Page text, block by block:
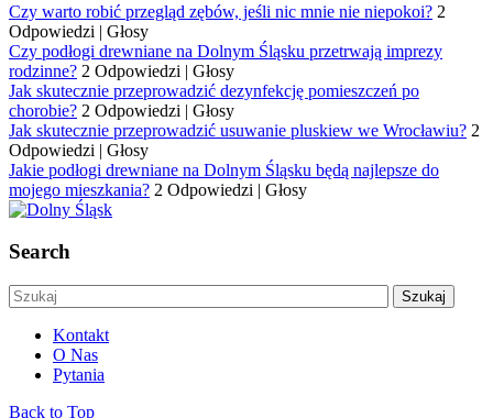
Czy warto robić przegląd zębów, jeśli nic mnie nie niepokoi? 2
Odpowiedzi | Głosy
Czy podłogi drewniane na Dolnym Śląsku przetrwają imprezy
rodzinne? 2 Odpowiedzi | Głosy
Jak skutecznie przeprowadzić dezynfekcję pomieszczeń po
chorobie? 2 Odpowiedzi | Głosy
Jak skutecznie przeprowadzić usuwanie pluskiew we Wrocławiu? 2
Odpowiedzi | Głosy
Jakie podłogi drewniane na Dolnym Śląsku będą najlepsze do
mojego mieszkania? 2 Odpowiedzi | Głosy
Search
Kontakt
O Nas
Pytania
Back to Top